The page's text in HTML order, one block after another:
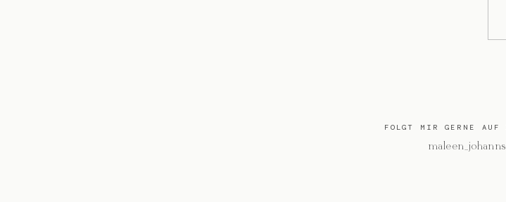
FOLGT MIR GERNE AUF